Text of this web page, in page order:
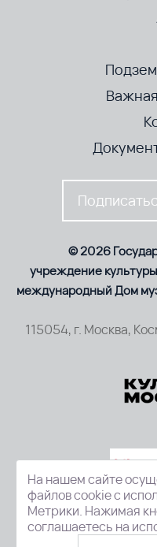
© 2026
учреждение
международный Дом
115054, г. Москва,
На нашем сайте
файлов cookie с
Метрики. Нажимая
соглашаетесь на